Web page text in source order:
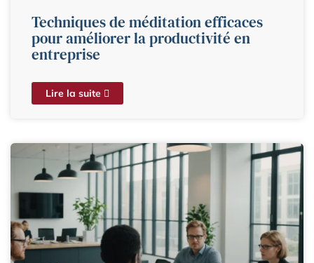
Techniques de méditation efficaces
pour améliorer la productivité en
entreprise
Lire la suite